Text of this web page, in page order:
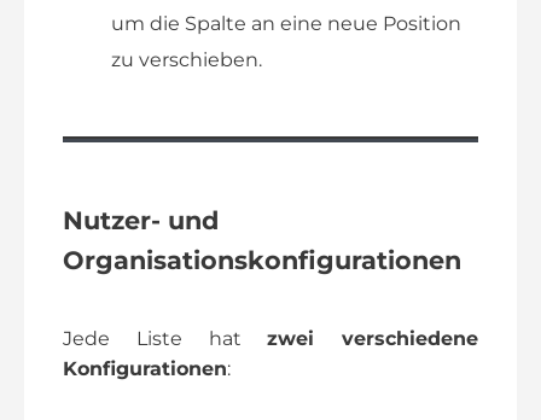
um die Spalte an eine neue Position
zu verschieben.
Nutzer- und
Organisationskonfigurationen
Jede Liste hatzwei verschiedene
Konfigurationen: